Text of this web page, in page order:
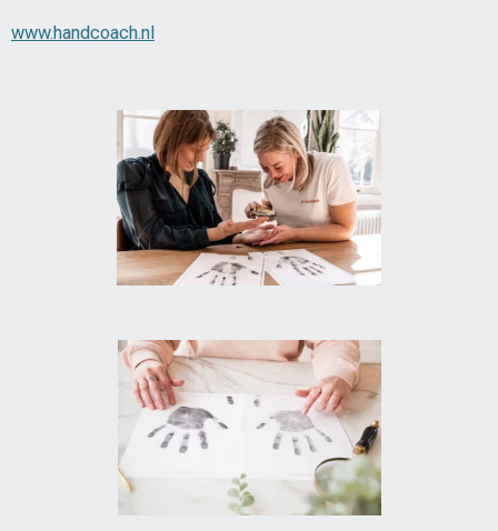
www.handcoach.nl